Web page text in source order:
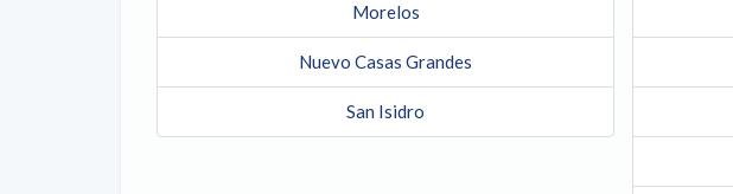
Morelos
Nuevo Casas Grandes
San Isidro